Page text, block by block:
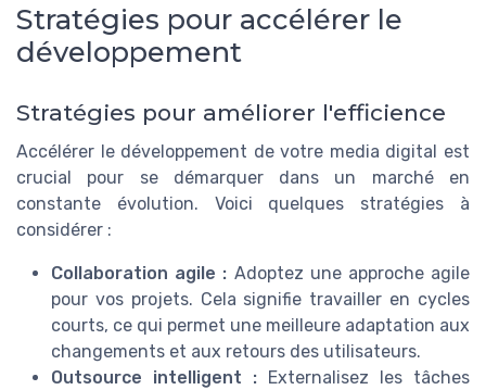
Stratégies pour accélérer le
développement
Stratégies pour améliorer l'efficience
Accélérer le développement de votre media digital est
crucial pour se démarquer dans un marché en
constante évolution. Voici quelques stratégies à
considérer :
Collaboration agile : Adoptez une approche agile
pour vos projets. Cela signifie travailler en cycles
courts, ce qui permet une meilleure adaptation aux
changements et aux retours des utilisateurs.
Outsource intelligent : Externalisez les tâches